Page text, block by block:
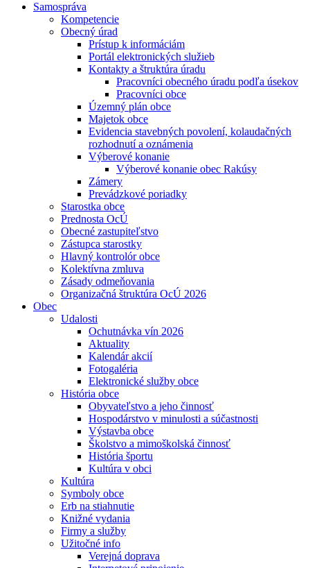
Samospráva
Kompetencie
Obecný úrad
Prístup k informáciám
Portál elektronických služieb
Kontakty a štruktúra úradu
Pracovníci obecného úradu podľa úsekov
Pracovníci obce
Územný plán obce
Majetok obce
Evidencia stavebných povolení, kolaudačných
rozhodnutí a oznámenia
Výberové konanie
Výberové konanie obec Rakúsy
Zámery
Prevádzkové poriadky
Starostka obce
Prednosta OcÚ
Obecné zastupiteľstvo
Zástupca starostky
Hlavný kontrolór obce
Kolektívna zmluva
Zásady odmeňovania
Organizačná štruktúra OcÚ 2026
Obec
Udalosti
Ochutnávka vín 2026
Aktuality
Kalendár akcií
Fotogaléria
Elektronické služby obce
História obce
Obyvateľstvo a jeho činnosť
Hospodárstvo v minulosti a súčastnosti
Výstavba obce
Školstvo a mimoškolská činnosť
História športu
Kultúra v obci
Kultúra
Symboly obce
Erb na stiahnutie
Knižné vydania
Firmy a služby
Užitočné info
Verejná doprava